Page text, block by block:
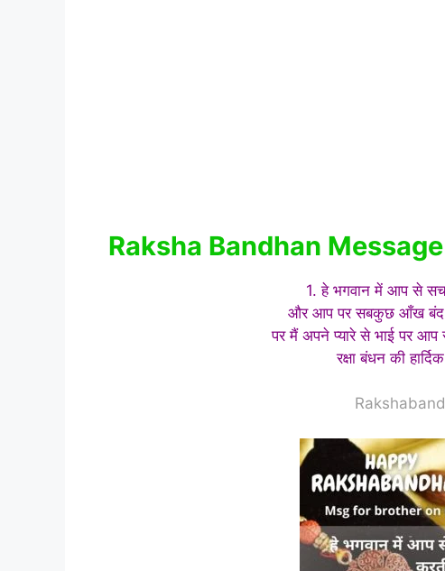
Raksha Bandhan Message
1. हे भगवान में आप से सच
और आप पर सबकुछ आँख बंद
पर मैं अपने प्यारे से भाई पर आप
रक्षा बंधन की